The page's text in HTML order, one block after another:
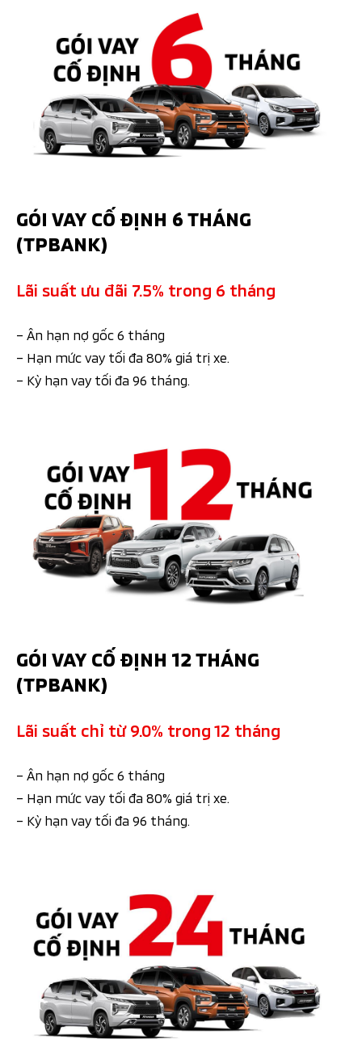
GÓI VAY CỐ ĐỊNH 6 THÁNG
(TPBANK)
Lãi suất ưu đãi 7.5% trong 6 tháng
– Ân hạn nợ gốc 6 tháng
– Hạn mức vay tối đa 80% giá trị xe.
– Kỳ hạn vay tối đa 96 tháng.
GÓI VAY CỐ ĐỊNH 12 THÁNG
(TPBANK)
Lãi suất chỉ từ 9.0% trong 12 tháng
– Ân hạn nợ gốc 6 tháng
– Hạn mức vay tối đa 80% giá trị xe.
– Kỳ hạn vay tối đa 96 tháng.